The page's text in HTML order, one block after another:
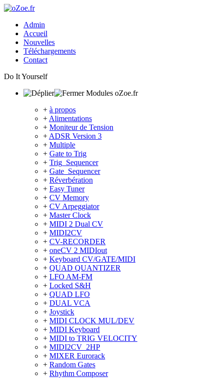
Admin
Accueil
Nouvelles
Téléchargements
Contact
Do It Yourself
Modules oZoe.fr
+ à propos
+ Alimentations
+ Moniteur de Tension
+ ADSR Version 3
+ Multiple
+ Gate to Trig
+ Trig_Sequencer
+ Gate_Sequencer
+ Réverbération
+ Easy Tuner
+ CV Memory
+ CV Arpeggiator
+ Master Clock
+ MIDI 2 Dual CV
+ MIDI2CV
+ CV-RECORDER
+ oneCV 2 MIDIout
+ Keyboard CV/GATE/MIDI
+ QUAD QUANTIZER
+ LFO AM-FM
+ Locked S&H
+ QUAD LFO
+ DUAL VCA
+ Joystick
+ MIDI CLOCK MUL/DEV
+ MIDI Keyboard
+ MIDI to TRIG VELOCITY
+ MIDI2CV_2HP
+ MIXER Eurorack
+ Random Gates
+ Rhythm Composer